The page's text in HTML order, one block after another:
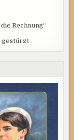
Rechnung“
gestürzt